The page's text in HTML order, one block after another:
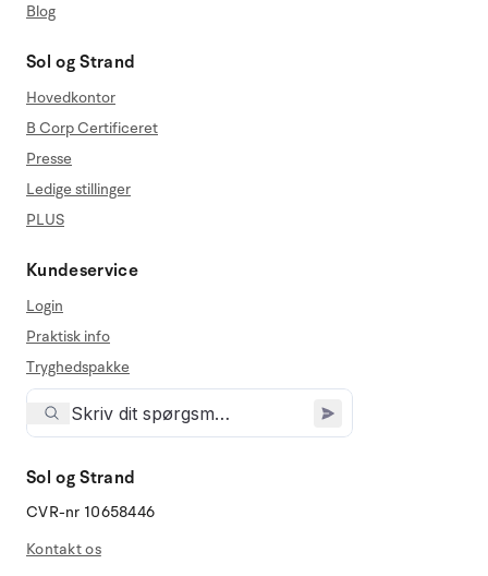
Blog
Sol og Strand
Hovedkontor
B Corp Certificeret
Presse
Ledige stillinger
PLUS
Kundeservice
Login
Praktisk info
Tryghedspakke
Sol og Strand
CVR-nr 10658446
Kontakt os